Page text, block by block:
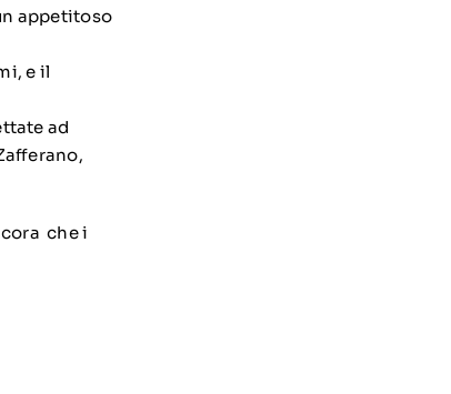
appetitoso
e il
ad
che i